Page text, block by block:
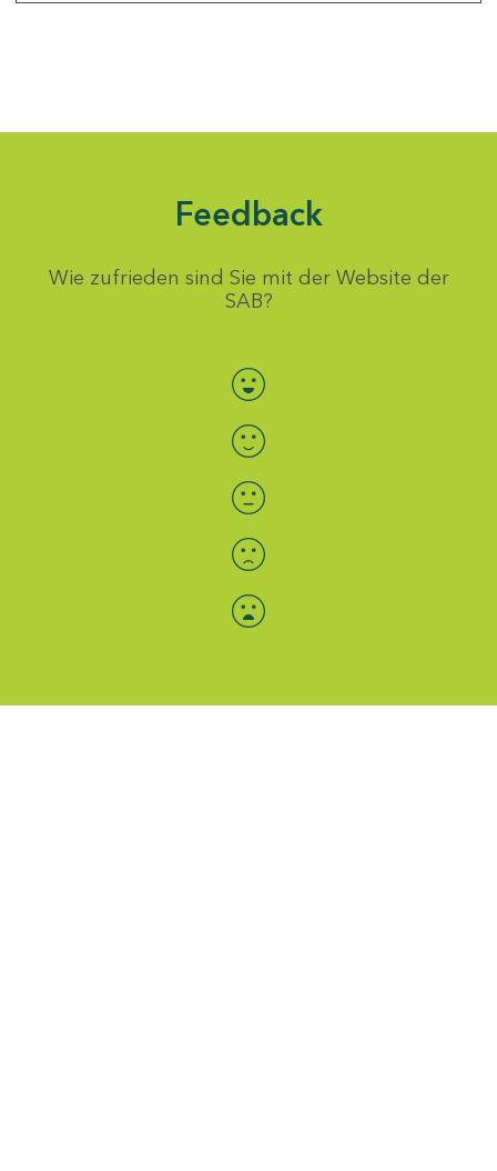
Feedback
Wie zufrieden sind Sie mit der Website der
SAB?
Bewertung auswählen